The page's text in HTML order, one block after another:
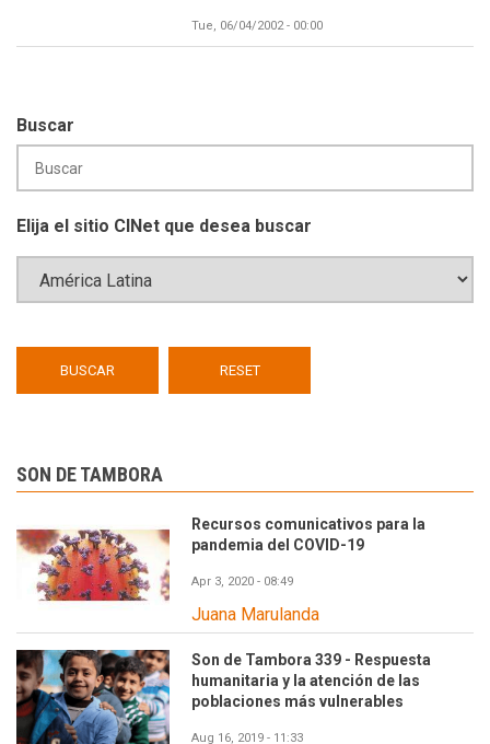
Tue, 06/04/2002 - 00:00
Buscar
Elija el sitio CINet que desea buscar
SON DE TAMBORA
Recursos comunicativos para la
pandemia del COVID-19
Apr 3, 2020 - 08:49
Juana Marulanda
Son de Tambora 339 - Respuesta
humanitaria y la atención de las
poblaciones más vulnerables
Aug 16, 2019 - 11:33